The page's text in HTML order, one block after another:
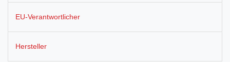
EU-Verantwortlicher
Hersteller